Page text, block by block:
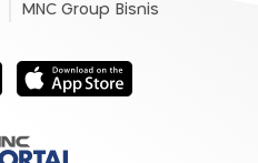
MNC Group Bisnis